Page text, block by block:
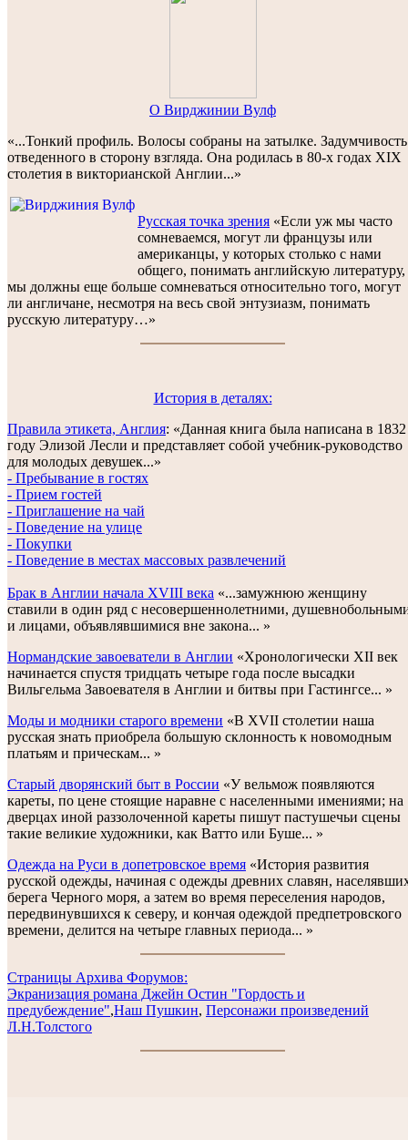
O Вирджинии Вулф
«...Тонкий профиль. Волосы собраны на затылке. Задумчивость
отведенного в сторону взгляда. Она родилась в 80-х годах XIX
столетия в викторианской Англии...»
Русская точка зрения «Если уж мы часто
сомневаемся, могут ли французы или
американцы, у которых столько с нами
общего, понимать английскую литературу,
мы должны еще больше сомневаться относительно того, могут
ли англичане, несмотря на весь свой энтузиазм, понимать
русскую литературу…»
История в деталях:
Правила этикета, Англия: «Данная книга была написана в 1832
году Элизой Лесли и представляет собой учебник-руководство
для молодых девушек...»
- Пребывание в гостях
- Прием гостей
- Приглашение на чай
- Поведение на улице
- Покупки
- Поведение в местах массовых развлечений
Брак в Англии начала XVIII века «...замужнюю женщину
ставили в один ряд с несовершеннолетними,
и лицами, объявлявшимися вне закона... »
Нормандские завоеватели в Англии «Хронологически XII век
начинается спустя тридцать четыре года после высадки
Вильгельма Завоевателя в Англии и битвы при Гастингсе... »
Моды и модники старого времени «В XVII столетии наша
русская знать приобрела большую склонность к новомодным
платьям и прическам... »
Старый дворянский быт в России «У вельмож появляются
кареты, по цене стоящие наравне с населенными имениями; на
дверцах иной раззолоченной кареты пишут пастушечьи сцены
такие великие художники, как Ватто или Буше... »
Одежда на Руси в допетровское время «История развития
русской одежды, начиная с одежды древних славян,
берега Черного моря, а затем во время переселения народов,
передвинувшихся к северу, и кончая одеждой предпетровского
времени, делится на четыре главных периода... »
Cтраницы Архива Форумов:
Экранизация романа Джейн Остин "Гордость и
предубеждение",Наш Пушкин, Персонажи произведений
Л.Н.Толстого